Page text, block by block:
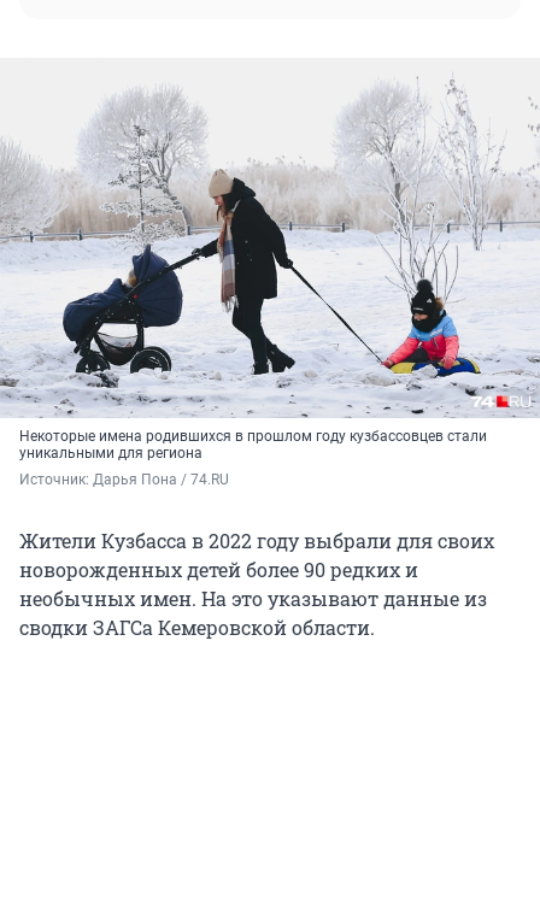
Некоторые имена родившихся в прошлом году кузбассовцев стали
уникальными для региона
Источник: Дарья Пона / 74.RU
Жители Кузбасса в 2022 году выбрали для своих
новорожденных детей более 90 редких и
необычных имен. На это указывают данные из
сводки ЗАГСа Кемеровской области.